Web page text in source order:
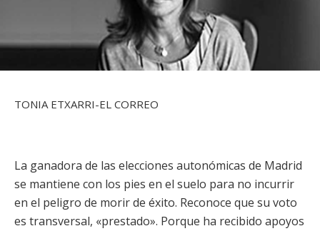
TONIA ETXARRI-EL CORREO
La ganadora de las elecciones autonómicas de Madrid
se mantiene con los pies en el suelo para no incurrir
en el peligro de morir de éxito. Reconoce que su voto
es transversal, «prestado». Porque ha recibido apoyos